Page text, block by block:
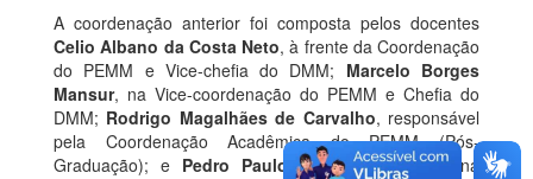
A coordenação anterior foi composta pelos docentes
Celio Albano da Costa Neto, à frente da Coordenação
do PEMM e Vice-chefia do DMM; Marcelo Borges
Mansur, na Vice-coordenação do PEMM e Chefia do
DMM; Rodrigo Magalhães de Carvalho, responsável
pela Coordenação Acadêmica do PEMM (Pós-
Graduação); e Pedro Paulo Medeiros Ribeiro, na